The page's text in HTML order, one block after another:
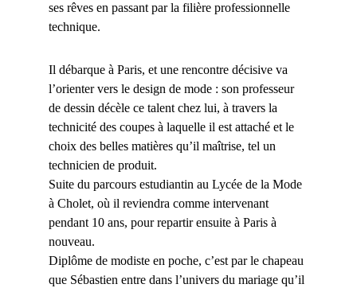
ses rêves en passant par la filière professionnelle
technique.
Il débarque à Paris, et une rencontre décisive va
l’orienter vers le design de mode : son professeur
de dessin décèle ce talent chez lui, à travers la
technicité des coupes à laquelle il est attaché et le
choix des belles matières qu’il maîtrise, tel un
technicien de produit.
Suite du parcours estudiantin au Lycée de la Mode
à Cholet, où il reviendra comme intervenant
pendant 10 ans, pour repartir ensuite à Paris à
nouveau.
Diplôme de modiste en poche, c’est par le chapeau
que Sébastien entre dans l’univers du mariage qu’il